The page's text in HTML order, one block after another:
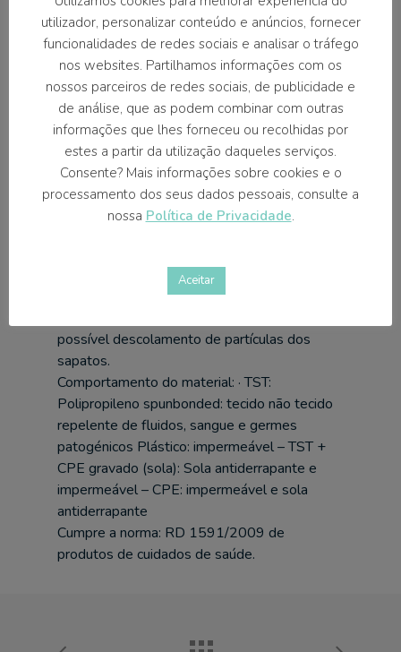
Proteção de
Sapatos
100 und.
Indicados para assegurar a máxima higiene.
8,50 €/cx.
possível descolamento de partículas dos
sapatos.
Comportamento do material: · TST:
Polipropileno spunbonded: tecido não tecido
repelente de fluidos, sangue e germes
patogénicos Plástico: impermeável – TST +
CPE gravado (sola): Sola antiderrapante e
impermeável – CPE: impermeável e sola
antiderrapante
Cumpre a norma: RD 1591/2009 de
produtos de cuidados de saúde.
utilizador, personalizar conteúdo e anúncios, fornecer
funcionalidades de redes sociais e analisar o tráfego
nos websites. Partilhamos informações com os
nossos parceiros de redes sociais, de publicidade e
de análise, que as podem combinar com outras
informações que lhes forneceu ou recolhidas por
estes a partir da utilização daqueles serviços.
Consente? Mais informações sobre cookies e o
processamento dos seus dados pessoais, consulte a
nossa Política de Privacidade.
Aceitar